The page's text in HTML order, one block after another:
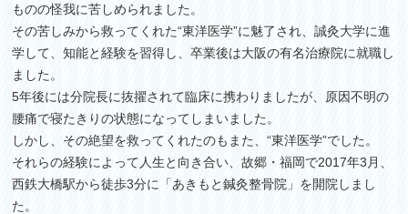
ものの怪我に苦しめられました。
その苦しみから救ってくれた“東洋医学”に魅了され、誠灸大学に進
学して、知能と経験を習得し、卒業後は大阪の有名治療院に就職し
ました。
5年後には分院長に抜擢されて臨床に携わりましたが、原因不明の
腰痛で寝たきりの状態になってしまいました。
しかし、その絶望を救ってくれたのもまた、“東洋医学”でした。
それらの経験によって人生と向き合い、故郷・福岡で2017年3月、
西鉄大橋駅から徒歩3分に「あきもと鍼灸整骨院」を開院しまし
た。